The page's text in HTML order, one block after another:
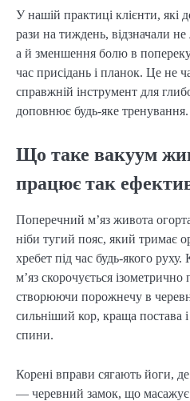
У нашій практиці клієнти, які
рази на тиждень, відзначали
а й зменшення болю в
час присідань і планок. Це не
справжній інструмент для
доповнює будь-яке тренування.
Що таке вакуум
працює так
Поперечний м’яз живота
ніби тугий пояс, який тримає
хребет під час будь-якого
м’яз скорочується ізометрично
створюючи порожнечу в
сильніший кор, краща постава
спини.
Корені вправи сягають йоги, де
— черевний замок, що масажує